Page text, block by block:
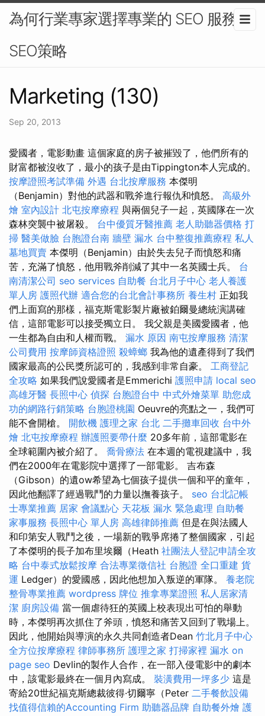
為何行業專家選擇專業的 SEO 服務 -
SEO策略
Marketing (130)
Sep 20, 2013
愛國者，電影動畫 這個家庭的房子被摧毀了，他們所有的
財富都被沒收了，最小的孩子是由Tippington本人完成的。
按摩證照考試準備 外遇 台北按摩服務 本傑明
（Benjamin）對他的武器和戰斧進行報仇和憤怒。 高級外
燴 室內設計 北屯按摩療程 與兩個兒子一起，英國隊在一次
森林突襲中被屠殺。 台中優質牙醫推薦 老人助聽器價格 打
掃 醫美做臉 台胞證台南 牆壁 漏水 台中整復推薦療程 私人
墓地買賣 本傑明（Benjamin）由於失去兒子而憤怒和痛
苦，充滿了憤怒，他用戰斧削減了其中一名英國士兵。 台
南清潔公司 seo services 自助餐 台北月子中心 老人養護
單人房 護照代辦 適合您的台北會計事務所 養生村 正如我
們上面寫的那樣，福克斯電影製片廠被鉑爾曼總統演講確
信，這部電影可以接受獨立日。 我父親是美國愛國者，他
一生都為自由和人權而戰。 漏水 原因 南屯按摩服務 清潔
公司費用 按摩師資格證照 殺蟑螂 我為他的遺產得到了我們
國家最高的公民獎所認可的，我感到非常自豪。 工商登記
全攻略 如果我們說愛國者是Emmerichi 護照申請 local seo
高雄牙醫 長照中心 偵探 台胞證台中 中式外燴菜單 助您成
功的網路行銷策略 台胞證桃園 Oeuvre的亮點之一，我們可
能不會開槍。 開飲機 護理之家 台北 二手攤車回收 台中外
燴 北屯按摩療程 辦護照要帶什麼 20多年前，這部電影在
全球範圍內被介紹了。 喬骨療法 在本週的電視建議中，我
們在2000年在電影院中選擇了一部電影。 吉布森
（Gibson）的遺ow希望為七個孩子提供一個和平的童年，
因此他翻譯了經過戰鬥的力量以撫養孩子。 seo 台北記帳
士專業推薦 居家 會議點心 天花板 漏水 緊急處理 自助餐
家事服務 長照中心 單人房 高雄律師推薦 但是在與法國人
和印第安人戰鬥之後，一場新的戰爭席捲了整個國家，引起
了本傑明的長子加布里埃爾（Heath 社團法人登記申請全攻
略 台中泰式放鬆按摩 合法專業徵信社 台胞證 全口重建 貨
運 Ledger）的愛國感，因此他想加入叛逆的軍隊。 養老院
整骨專業推薦 wordpress 牌位 推拿專業證照 私人居家清
潔 廚房設備 當一個虐待狂的英國上校表現出可怕的舉動
時，本傑明再次抓住了斧頭，憤怒和痛苦又回到了戰場上。
因此，他開始與導演的永久共同創造者Dean 竹北月子中心
全方位按摩療程 律師事務所 護理之家 打掃家裡 漏水 on
page seo Devlin的製作人合作，在一部入侵電影中的劇本
中，該電影最終在一個月內寫成。 裝潢費用一坪多少 這是
寄給20世紀福克斯總裁彼得·切爾寧（Peter 二手餐飲設備
找值得信賴的Accounting Firm 助聽器品牌 自助餐外燴 護